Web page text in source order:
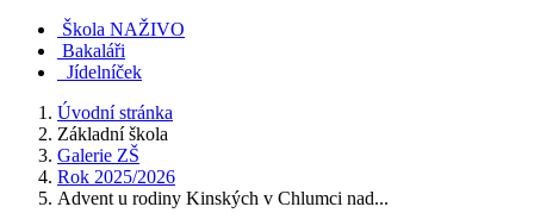
Škola NAŽIVO
Bakaláři
Jídelníček
Úvodní stránka
Základní škola
Galerie ZŠ
Rok 2025/2026
Advent u rodiny Kinských v Chlumci nad...